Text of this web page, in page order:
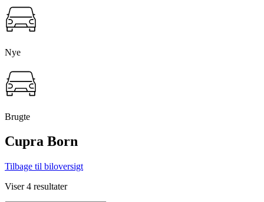
Nye
Brugte
Cupra Born
Tilbage til biloversigt
Viser 4 resultater